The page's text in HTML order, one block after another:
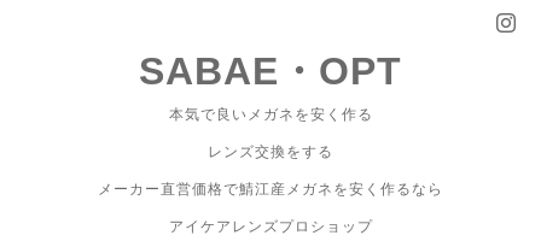
SABAE・OPT
本気で良いメガネを安く作る
レンズ交換をする
メーカー直営価格で鯖江産メガネを安く作るなら
アイケアレンズプロショップ